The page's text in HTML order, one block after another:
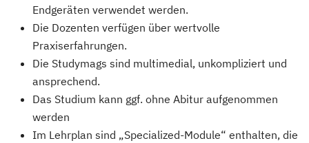
Endgeräten verwendet werden.
Die Dozenten verfügen über wertvolle
Praxiserfahrungen.
Die Studymags sind multimedial, unkompliziert und
ansprechend.
Das Studium kann ggf. ohne Abitur aufgenommen
werden
Im Lehrplan sind „Specialized-Module“ enthalten, die